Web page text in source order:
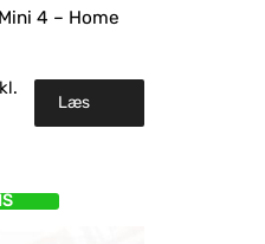
4 – Home
Læs